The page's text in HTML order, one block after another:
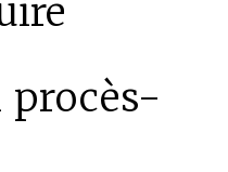
procès-